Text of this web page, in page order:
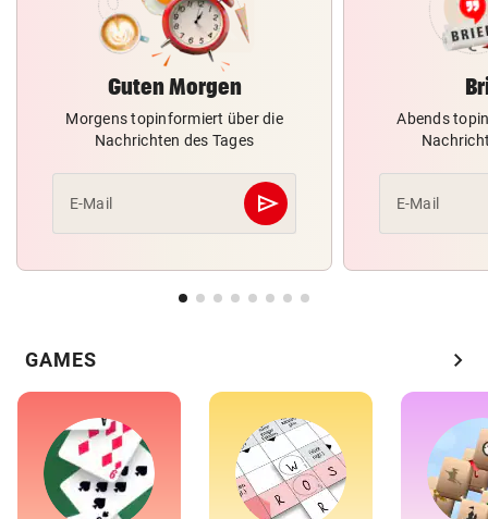
Guten Morgen
Morgens topinformiert über die
Nachrichten des Tages
E-Mail send
Abschicken
Abends
E-Mail
GAMES chevron_right